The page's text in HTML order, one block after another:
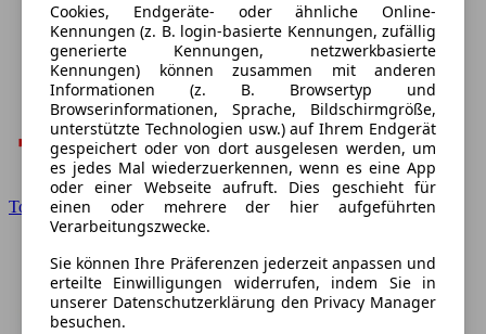
Toyota
Cookies, Endgeräte- oder ähnliche Online-
Kennungen (z. B. login-basierte Kennungen, zufällig
generierte Kennungen, netzwerkbasierte
Kennungen) können zusammen mit anderen
Informationen (z. B. Browsertyp und
Browserinformationen, Sprache, Bildschirmgröße,
unterstützte Technologien usw.) auf Ihrem Endgerät
gespeichert oder von dort ausgelesen werden, um
es jedes Mal wiederzuerkennen, wenn es eine App
oder einer Webseite aufruft. Dies geschieht für
einen oder mehrere der hier aufgeführten
Verarbeitungszwecke.
Sie können Ihre Präferenzen jederzeit anpassen und
erteilte Einwilligungen widerrufen, indem Sie in
unserer Datenschutzerklärung den Privacy Manager
besuchen.